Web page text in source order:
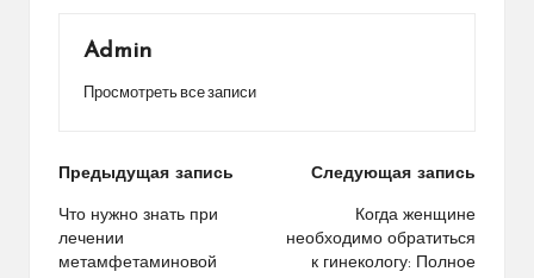
Admin
Просмотреть все записи
Навигация
по
записям
Предыдущая запись
Что нужно знать при
лечении
метамфетаминовой
Следующая запись
Когда женщине
необходимо обратиться
к гинекологу: Полное